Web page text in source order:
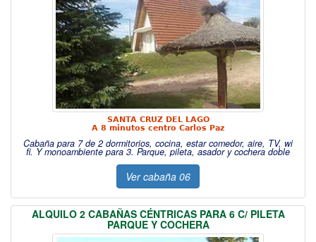
SANTA CRUZ DEL LAGO
A 8 minutos centro Carlos Paz
Cabaña para 7 de 2 dormitorios, cocina, estar comedor, aire, TV, wi
fi. Y monoambiente para 3. Parque, pileta, asador y cochera doble
Ver cabaña 06
ALQUILO 2 CABAÑAS CÉNTRICAS PARA 6 C/ PILETA
PARQUE Y COCHERA